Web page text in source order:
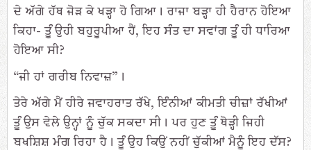
ਦੇ ਅੱਗੇ ਹੱਥ ਜੋੜ ਕੇ ਖੜ੍ਹਾ ਹੋ ਗਿਆ। ਰਾਜਾ ਬੜ੍ਹਾ ਹੀ ਹੈਰਾਨ ਹੋਇਆ
ਕਿਹਾ- ਤੂੰ ਉਹੀ ਬਹੁਰੂਪੀਆ ਹੈਂ, ਇਹ ਸੰਤ ਦਾ ਸਵਾਂਗ ਤੂੰ ਹੀ ਧਾਰਿਆ
ਹੋਇਆ ਸੀ?
“ਜੀ ਹਾਂ ਗਰੀਬ ਨਿਵਾਜ਼”।
ਤੇਰੇ ਅੱਗੇ ਮੈਂ ਹੀਰੇ ਜਵਾਹਰਾਤ ਰੱਖੇ, ਇੰਨੀਆਂ ਕੀਮਤੀ ਚੀਜ਼ਾਂ ਰੱਖੀਆਂ
ਤੂੰ ਉਸ ਵੇਲੇ ਉਨ੍ਹਾਂ ਨੂੰ ਚੁੱਕ ਸਕਦਾ ਸੀ। ਪਰ ਹੁਣ ਤੂੰ ਥੋੜ੍ਹੀ ਜਿਹੀ
ਬਖਸ਼ਿਸ਼ ਮੰਗ ਰਿਹਾ ਹੈ। ਤੂੰ ਉਹ ਕਿਉਂ ਨਹੀਂ ਚੁੱਕੀਆਂ ਮੈਨੂੰ ਇਹ ਦੱਸ?